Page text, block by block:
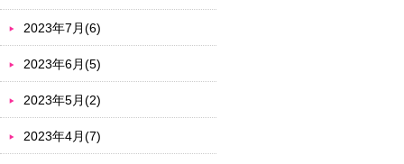
2023年7月(6)
2023年6月(5)
2023年5月(2)
2023年4月(7)